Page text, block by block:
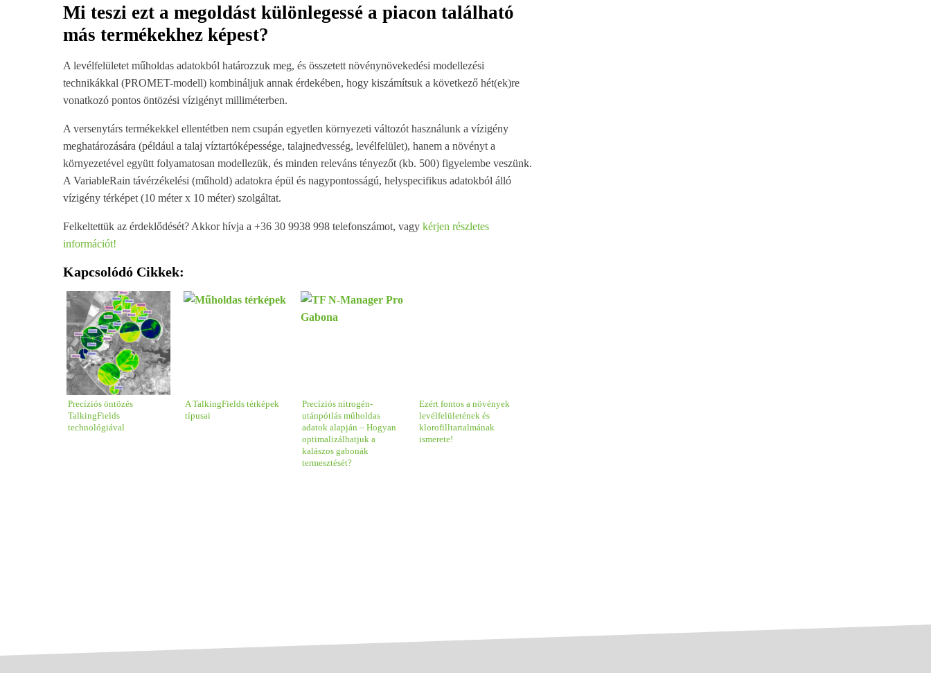
Mi teszi ezt a megoldást különlegessé a piacon található
más termékekhez képest?
A levélfelületet műholdas adatokból határozzuk meg, és összetett növénynövekedési modellezési
technikákkal (PROMET-modell) kombináljuk annak érdekében, hogy kiszámítsuk a következő hét(ek)re
vonatkozó pontos öntözési vízigényt milliméterben.
A versenytárs termékekkel ellentétben nem csupán egyetlen környezeti változót használunk a vízigény
meghatározására (például a talaj víztartóképessége, talajnedvesség, levélfelület), hanem a növényt a
környezetével együtt folyamatosan modellezük, és minden releváns tényezőt (kb. 500) figyelembe veszünk.
A VariableRain távérzékelési (műhold) adatokra épül és nagypontosságú, helyspecifikus adatokból álló
vízigény térképet (10 méter x 10 méter) szolgáltat.
Felkeltettük az érdeklődését? Akkor hívja a +36 30 9938 998 telefonszámot, vagykérjen részletes
információt!
Kapcsolódó Cikkek:
Precíziós öntözés
TalkingFields
technológiával
A TalkingFields térképek
típusai
Precíziós nitrogén-
utánpótlás műholdas
adatok alapján – Hogyan
optimalizálhatjuk a
kalászos gabonák
termesztését?
Ezért fontos a növények
levélfelületének és
klorofilltartalmának
ismerete!